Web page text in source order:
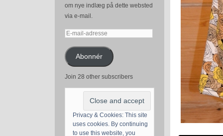
om nye indlæg på dette websted
via e-mail.
E-
adresseAbonnér
Join 28 other subscribers
Privacy & Cookies: This site
uses cookies. By continuing
to use this website, you